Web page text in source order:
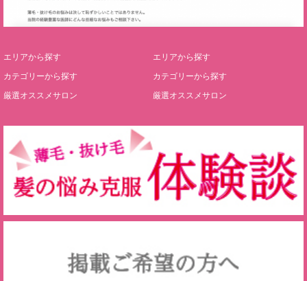
エリアから探す
カテゴリーから探す
厳選オススメサロン
エリアから探す
カテゴリーから探す
厳選オススメサロン